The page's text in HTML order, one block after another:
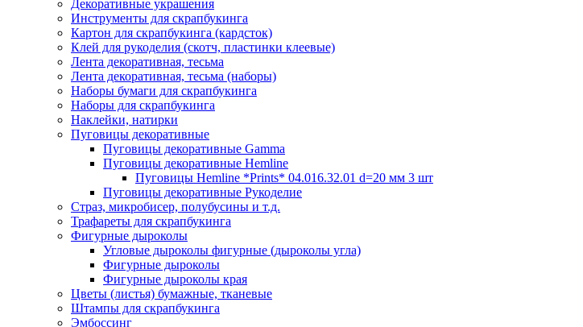
Декоративные украшения
Инструменты для скрапбукинга
Картон для скрапбукинга (кардсток)
Клей для рукоделия (скотч, пластинки клеевые)
Лента декоративная, тесьма
Лента декоративная, тесьма (наборы)
Наборы бумаги для скрапбукинга
Наборы для скрапбукинга
Наклейки, натирки
Пуговицы декоративные
Пуговицы декоративные Gamma
Пуговицы декоративные Hemline
Пуговицы Hemline *Prints* 04.016.32.01 d=20 мм 3 шт
Пуговицы декоративные Рукоделие
Страз, микробисер, полубусины и т.д.
Трафареты для скрапбукинга
Фигурные дыроколы
Угловые дыроколы фигурные (дыроколы угла)
Фигурные дыроколы
Фигурные дыроколы края
Цветы (листья) бумажные, тканевые
Штампы для скрапбукинга
Эмбоссинг